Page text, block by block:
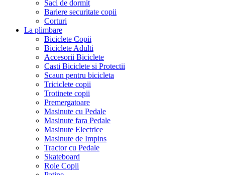
Saci de dormit
Bariere securitate copii
Corturi
La plimbare
Biciclete Copii
Biciclete Adulti
Accesorii Biciclete
Casti Biciclete si Protectii
Scaun pentru bicicleta
Triciclete copii
Trotinete copii
Premergatoare
Masinute cu Pedale
Masinute fara Pedale
Masinute Electrice
Masinute de Impins
Tractor cu Pedale
Skateboard
Role Copii